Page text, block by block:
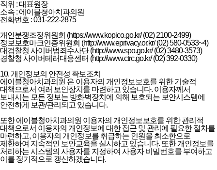
직위 : 대표원장
소속 : 에이블청아치과의원
전화번호 : 031-222-2875
개인분쟁조정위원회 (https://www.kopico.go.kr/ (02) 2100-2499)
정보보호마크인증위원회 (http://www.eprivacy.or.kr/ (02) 580-0533~4)
대검찰청 사이버범죄수사단 (http://www.spo.go.kr/ (02) 3480-3573)
경찰청 사이버테러대응센터 (http://www.ctrc.go.kr/ (02) 392-0330)
10. 개인정보의 안전성 확보조치
에이블청아치과의원 은 이용자의 개인정보보호를 위한 기술적
대책으로서 여러 보안장치를 마련하고 있습니다. 이용자께서
보내시는 모든 정보는 방화벽장치에 의해 보호되는 보안시스템에
안전하게 보관/관리되고 있습니다.
또한 에이블청아치과의원 이용자의 개인정보보호를 위한 관리적
대책으로서 이용자의 개인정보에 대한 접근 및 관리에 필요한 절차를
마련하고, 이용자의 개인정보를 취급하는 인원을 최소한으로
제한하여 지속적인 보안교육을 실시하고 있습니다. 또한 개인정보를
처리하는 시스템의 사용자를 지정하여 사용자 비밀번호를 부여하고
이를 정기적으로 갱신하겠습니다.